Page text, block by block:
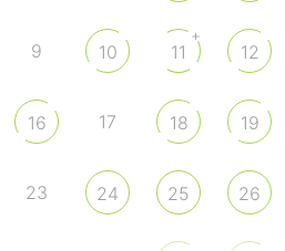
9 10 11
+
12
16 17 18 19
23 24 25 26